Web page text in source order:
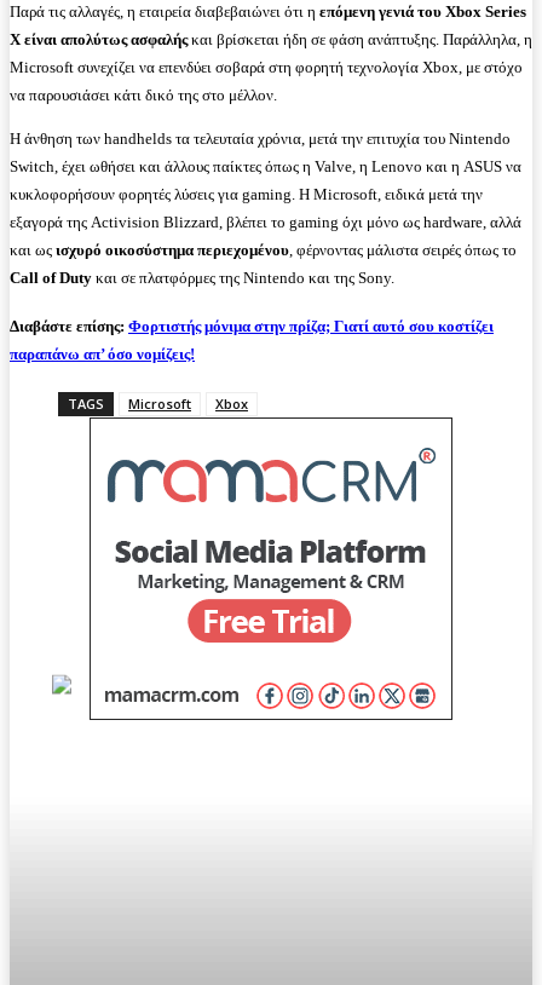
Παρά τις αλλαγές, η εταιρεία διαβεβαιώνει ότι η επόμενη γενιά του Xbox Series
X είναι απολύτως ασφαλήςκαι βρίσκεται ήδη σε φάση ανάπτυξης. Παράλληλα, η
Microsoft συνεχίζει να επενδύει σοβαρά στη φορητή τεχνολογία Xbox, με στόχο
να παρουσιάσει κάτι δικό της στο μέλλον.
Η άνθηση των handhelds τα τελευταία χρόνια, μετά την επιτυχία του Nintendo
Switch, έχει ωθήσει και άλλους παίκτες όπως η Valve, η Lenovo και η ASUS να
κυκλοφορήσουν φορητές λύσεις για gaming. Η Microsoft, ειδικά μετά την
εξαγορά της Activision Blizzard, βλέπει το gaming όχι μόνο ως hardware, αλλά
και ως ισχυρό οικοσύστημα περιεχομένου , φέρνοντας μάλιστα σειρές όπως το
Call of Duty και σε πλατφόρμες της Nintendo και της Sony.
Διαβάστε επίσης: Φορτιστής μόνιμα στην πρίζα; Γιατί αυτό σου κοστίζει
παραπάνω απ’ όσο νομίζεις!
TAGS Microsoft Xbox